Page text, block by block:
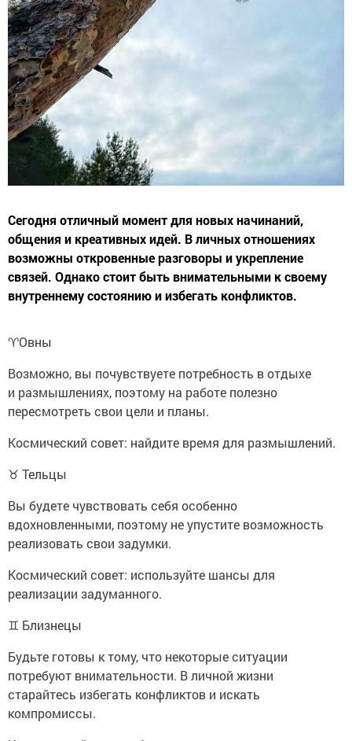
Сегодня отличный момент для новых начинаний,
общения и креативных идей. В личных отношениях
возможны откровенные разговоры и укрепление
связей. Однако стоит быть внимательными к своему
внутреннему состоянию и избегать конфликтов.
♈️Овны
Возможно, вы почувствуете потребность в отдыхе
и размышлениях, поэтому на работе полезно
пересмотреть свои цели и планы.
Космический совет: найдите время для размышлений.
♉ Тельцы
Вы будете чувствовать себя особенно
вдохновленными, поэтому не упустите возможность
реализовать свои задумки.
Космический совет: используйте шансы для
реализации задуманного.
♊ Близнецы
Будьте готовы к тому, что некоторые ситуации
потребуют внимательности. В личной жизни
старайтесь избегать конфликтов и искать
компромиссы.